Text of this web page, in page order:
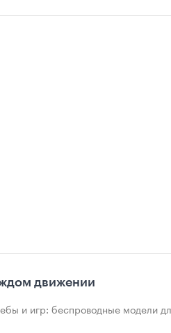
движении
и игр: беспроводные модели